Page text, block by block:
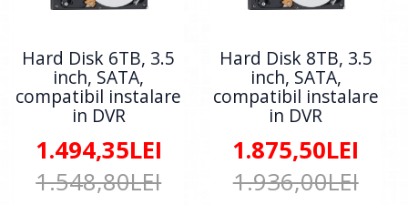
Hard Disk 6TB, 3.5
inch, SATA,
compatibil instalare
in DVR
1.494,35LEI
1.548,80LEI
Hard Disk 8TB, 3.5
inch, SATA,
compatibil instalare
in DVR
1.875,50LEI
1.936,00LEI